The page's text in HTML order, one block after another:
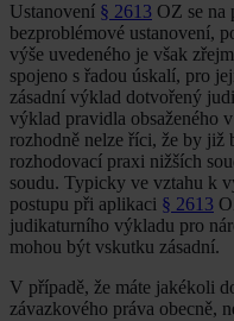
Ustanovení § 2613 OZ se na
bezproblémové ustanovení,
výše uvedeného je však
spojeno s řadou úskalí, pro
zásadní výklad dotvořený
výklad pravidla obsaženého v
rozhodně nelze říci, že by již
rozhodovací praxi nižších
soudu. Typicky ve vztahu k
postupu při aplikaci § 2613
judikaturního výkladu pro
mohou být vskutku zásadní.
V případě, že máte jakékoli
závazkového práva obecně,